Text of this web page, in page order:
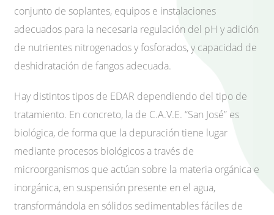
conjunto de soplantes, equipos e instalaciones
adecuados para la necesaria regulación del pH y adición
de nutrientes nitrogenados y fosforados, y capacidad de
deshidratación de fangos adecuada.
Hay distintos tipos de EDAR dependiendo del tipo de
tratamiento. En concreto, la de C.A.V.E. “San José” es
biológica, de forma que la depuración tiene lugar
mediante procesos biológicos a través de
microorganismos que actúan sobre la materia orgánica e
inorgánica, en suspensión presente en el agua,
transformándola en sólidos sedimentables fáciles de